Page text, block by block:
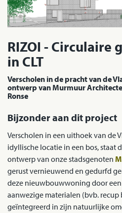
RIZOI - Circulaire
in CLT
Verscholen in de pracht van de
ontwerp van Murmuur
Ronse
Bijzonder aan dit project
Verscholen in een uithoek van de
idyllische locatie in een bos, staat
ontwerp van onze stadsgenoten
gerust vernieuwend en gedurfd
deze nieuwbouwwoning door
aanwezige materialen (bvb.
geïntegreerd in zijn natuurlijke